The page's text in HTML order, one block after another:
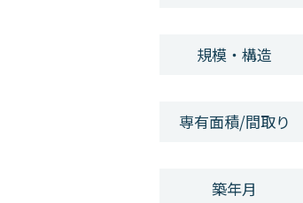
規模・構造
専有面積/間取り
築年月